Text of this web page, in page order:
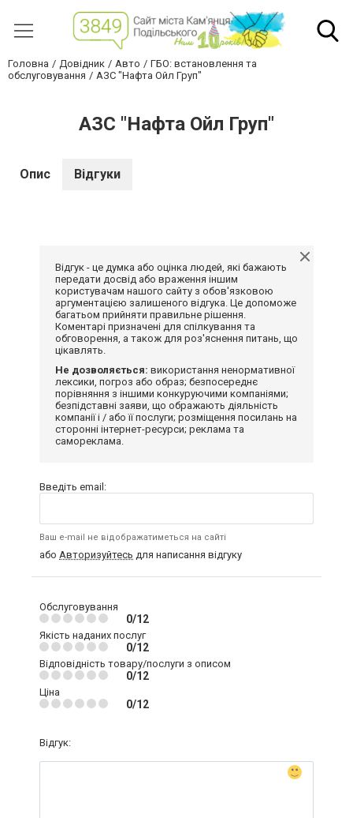
Головна Довідник Авто
ГБО: встановлення та
обслуговування
АЗС "Нафта Ойл Груп"
АЗС "Нафта Ойл Груп"
Опис Відгуки
Відгук - це думка або оцінка людей, які бажають
передати досвід або враження іншим
користувачам нашого сайту з обов'язковою
аргументацією залишеного відгука. Це допоможе
багатьом прийняти правильне рішення.
Коментарі призначені для спілкування та
обговорення, а також для роз'яснення питань, що
цікавлять.
Не дозволяється: використання ненормативної
лексики, погроз або образ; безпосереднє
порівняння з іншими конкуруючими компаніями;
безпідставні заяви, що ображають діяльність
компанії і / або її послуги; розміщення посилань на
сторонні інтернет-ресурси; реклама та
самореклама.
Введіть email:
Ваш e-mail не відображатиметься на сайті
або Авторизуйтесь для написання відгуку
Обслуговування
0/12
Якість наданих послуг
0/12
Відповідність товару/послуги з описом
0/12
Ціна
0/12
Відгук: